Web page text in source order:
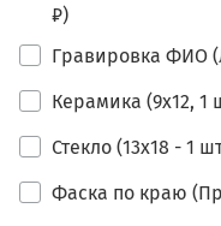
₽)
Гравировка ФИО
Керамика (9х12, 1
Стекло (13х18 - 1
Фаска по краю